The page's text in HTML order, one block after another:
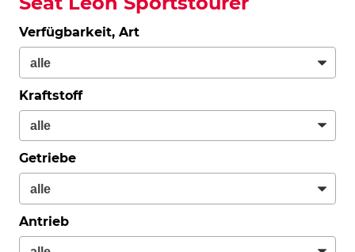
Verfügbarkeit, Art
Kraftstoff
Getriebe
Antrieb